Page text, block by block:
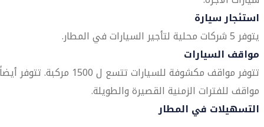
استئجار سيارة
يتوفر 5 شركات محلية لتأجير السيارات في المطار.
مواقف السيارات
تتوفر مواقف مكشوفة للسيارات تتسع ل 1500 مركبة. تتوفر أيضاً
مواقف للفترات الزمنية القصيرة والطويلة.
التسهيلات في المطار